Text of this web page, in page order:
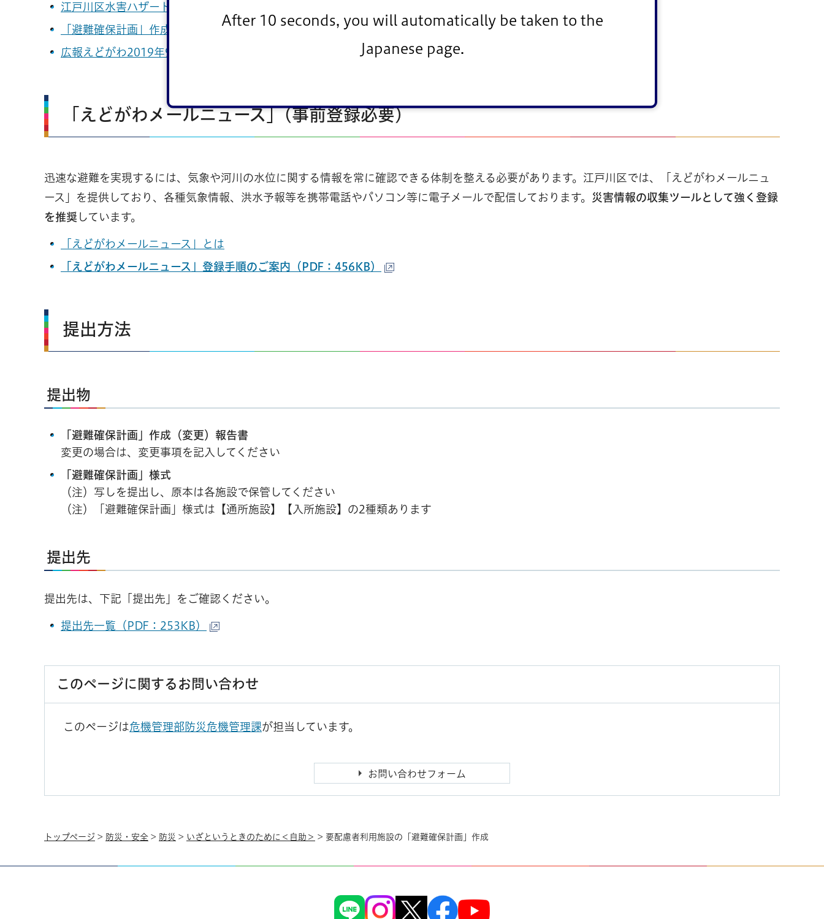
After 10 seconds, you will automatically be taken to the
Japanese page.
江戸川区水害ハザードマップ
「避難確保計画」作成に係わるQ＆A（江戸川区）（PDF：314KB）
広報えどがわ2019年9月1日号「ローリングストック法」（PDF：11,253KB）
「えどがわメールニュース」(事前登録必要)
迅速な避難を実現するには、気象や河川の水位に関する情報を常に確認できる体制を整える必要があります。江戸川区では、「えどがわメールニュ
ース」を提供しており、各種気象情報、洪水予報等を携帯電話やパソコン等に電子メールで配信しております。
災害情報の収集ツールとして強く登録
を推奨 しています。
「えどがわメールニュース」とは
「えどがわメールニュース」登録手順のご案内（PDF：456KB）
提出方法
提出物
「避難確保計画」作成（変更）報告書
変更の場合は、変更事項を記入してください
「避難確保計画」様式
（注）写しを提出し、原本は各施設で保管してください
（注）「避難確保計画」様式は【通所施設】【入所施設】の2種類あります
提出先
提出先は、下記「提出先」をご確認ください。
提出先一覧（PDF：253KB）
このページに関するお問い合わせ
このページは危機管理部防災危機管理課が担当しています。
トップページ > 防災・安全 > 防災 > いざというときのために＜自助＞ > 要配慮者利用施設の「避難確保計画」作成